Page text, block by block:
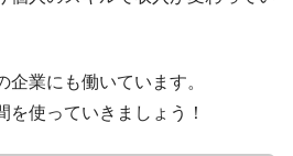
業にも働いています。
を使っていきましょう！